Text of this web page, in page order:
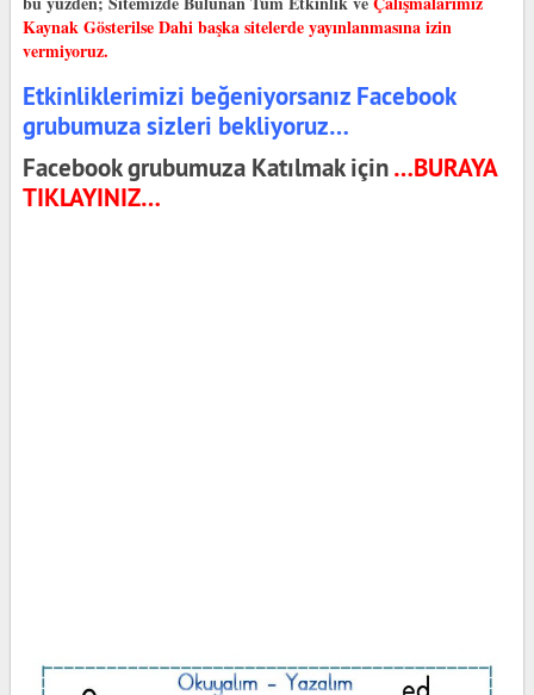
Kaynak Gösterilse Dahi başka sitelerde yayınlanmasına izin
vermiyoruz.
Etkinliklerimizi beğeniyorsanız Facebook
grubumuza sizleri bekliyoruz…
Facebook grubumuza Katılmak için…BURAYA
TIKLAYINIZ…